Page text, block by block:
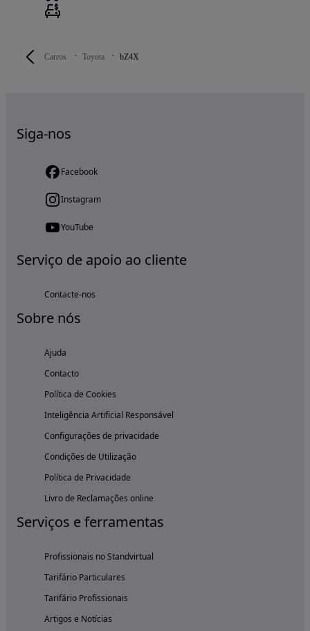
Carros Toyota bZ4X
Siga-nos
Facebook
Instagram
YouTube
Serviço de apoio ao cliente
Contacte-nos
Sobre nós
Ajuda
Contacto
Política de Cookies
Inteligência Artificial Responsável
Configurações de privacidade
Condições de Utilização
Política de Privacidade
Livro de Reclamações online
Serviços e ferramentas
Profissionais no Standvirtual
Tarifário Particulares
Tarifário Profissionais
Artigos e Notícias